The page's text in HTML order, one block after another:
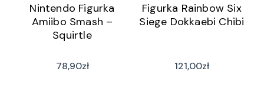
Nintendo Figurka
Amiibo Smash –
Squirtle
78,90zł
Figurka Rainbow Six
Siege Dokkaebi Chibi
121,00zł